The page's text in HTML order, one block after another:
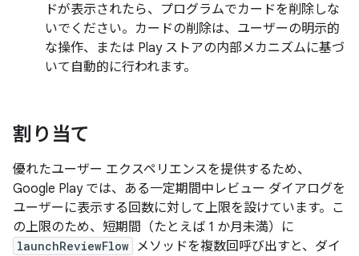
ドが表示されたら、プログラムでカードを削除しな
いでください。カードの削除は、ユーザーの明示的
な操作、または Play ストアの内部メカニズムに基づ
いて自動的に行われます。
割り当て
優れたユーザー エクスペリエンスを提供するため、
Google Play では、ある一定期間中レビュー ダイアログを
ユーザーに表示する回数に対して上限を設けています。こ
の上限のため、短期間（たとえば 1 か月未満）に
launchReviewFlow メソッドを複数回呼び出すと、ダイ